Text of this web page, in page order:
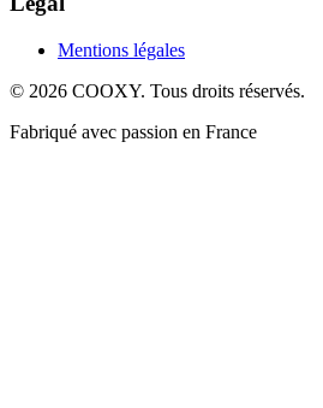
Mentions légales
© 2026 COOXY. Tous droits réservés.
Fabriqué avec passion en France